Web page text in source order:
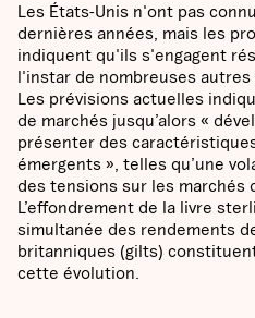
Les États-Unis n'ont pas
dernières années, mais les
indiquent qu'ils s'engagent
l'instar de nombreuses autres
Les prévisions actuelles
de marchés jusqu’alors «
présenter des
émergents », telles qu’une
des tensions sur les marchés
L’effondrement de la livre
simultanée des rendements
britanniques (gilts)
cette évolution.